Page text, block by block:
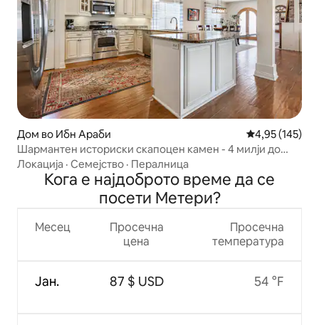
Дом во Ибн Араби Просечна
4,95 (145)
Шармантен историски скапоцен камен - 4 милји до
францускиот кварт
Локација · Семејство · Пералница
Кога е најдоброто време да се
посети Метери?
Месец
Јан.
Просечна
цена
87 $ USD
Просечна
температура
54 °F